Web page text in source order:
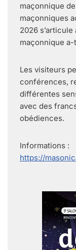
maçonnique
maçonniques
2026
maçonnique
Les visiteurs
conférences,
différentes
avec des
obédiences.
Informations :
https://